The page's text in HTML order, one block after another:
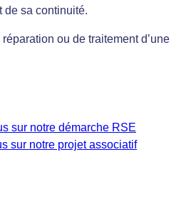
de sa continuité.
ou de traitement d’une
sur notre démarche RSE
sur notre projet associatif